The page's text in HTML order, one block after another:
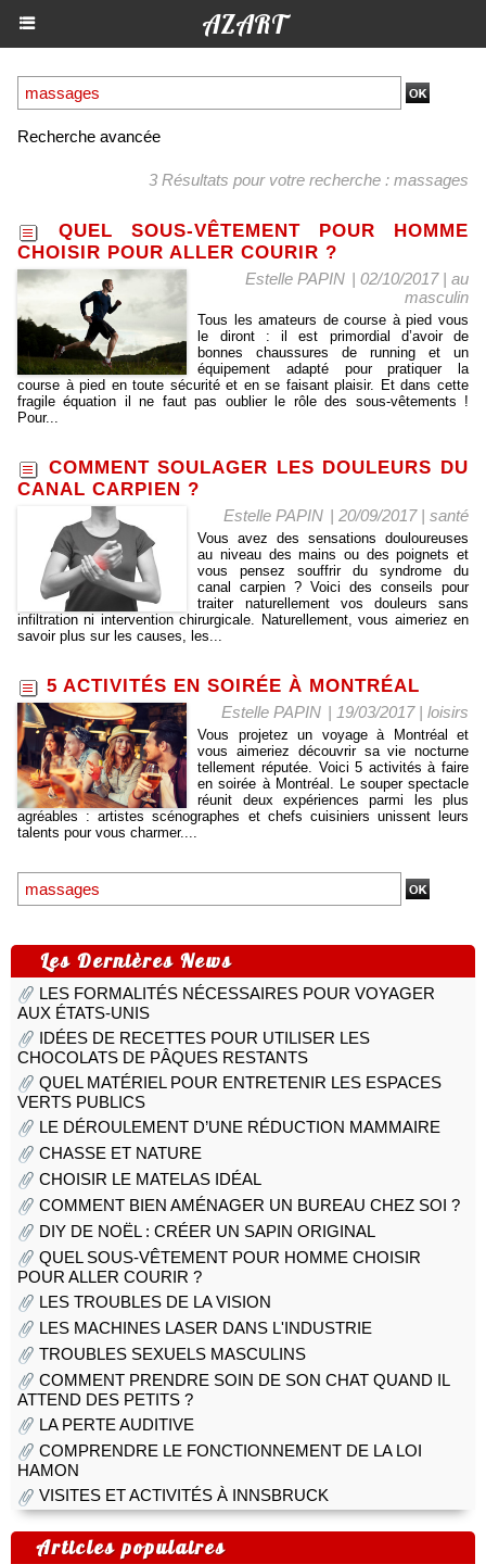
AZART
Recherche avancée
3 Résultats pour votre recherche : massages
QUEL SOUS-VÊTEMENT POUR HOMME
CHOISIR POUR ALLER COURIR ?
Estelle PAPIN | 02/10/2017| au
masculin
Tous les amateurs de course à pied vous
le diront : il est primordial d’avoir de
bonnes chaussures de running et un
équipement adapté pour pratiquer la
course à pied en toute sécurité et en se faisant plaisir. Et dans cette
fragile équation il ne faut pas oublier le rôle des sous-vêtements !
Pour...
COMMENT SOULAGER LES DOULEURS DU
CANAL CARPIEN ?
Estelle PAPIN | 20/09/2017| santé
Vous avez des sensations douloureuses
au niveau des mains ou des poignets et
vous pensez souffrir du syndrome du
canal carpien ? Voici des conseils pour
traiter naturellement vos douleurs sans
infiltration ni intervention chirurgicale. Naturellement, vous aimeriez en
savoir plus sur les causes, les...
5 ACTIVITÉS EN SOIRÉE À MONTRÉAL
Estelle PAPIN | 19/03/2017| loisirs
Vous projetez un voyage à Montréal et
vous aimeriez découvrir sa vie nocturne
tellement réputée. Voici 5 activités à faire
en soirée à Montréal. Le souper spectacle
réunit deux expériences parmi les plus
agréables : artistes scénographes et chefs cuisiniers unissent leurs
talents pour vous charmer....
Les Dernières News
LES FORMALITÉS NÉCESSAIRES POUR VOYAGER
AUX ÉTATS-UNIS
IDÉES DE RECETTES POUR UTILISER LES
CHOCOLATS DE PÂQUES RESTANTS
QUEL MATÉRIEL POUR ENTRETENIR LES ESPACES
VERTS PUBLICS
LE DÉROULEMENT D’UNE RÉDUCTION MAMMAIRE
CHASSE ET NATURE
CHOISIR LE MATELAS IDÉAL
COMMENT BIEN AMÉNAGER UN BUREAU CHEZ SOI ?
DIY DE NOËL : CRÉER UN SAPIN ORIGINAL
QUEL SOUS-VÊTEMENT POUR HOMME CHOISIR
POUR ALLER COURIR ?
LES TROUBLES DE LA VISION
LES MACHINES LASER DANS L'INDUSTRIE
TROUBLES SEXUELS MASCULINS
COMMENT PRENDRE SOIN DE SON CHAT QUAND IL
ATTEND DES PETITS ?
LA PERTE AUDITIVE
COMPRENDRE LE FONCTIONNEMENT DE LA LOI
HAMON
VISITES ET ACTIVITÉS À INNSBRUCK
Articles populaires